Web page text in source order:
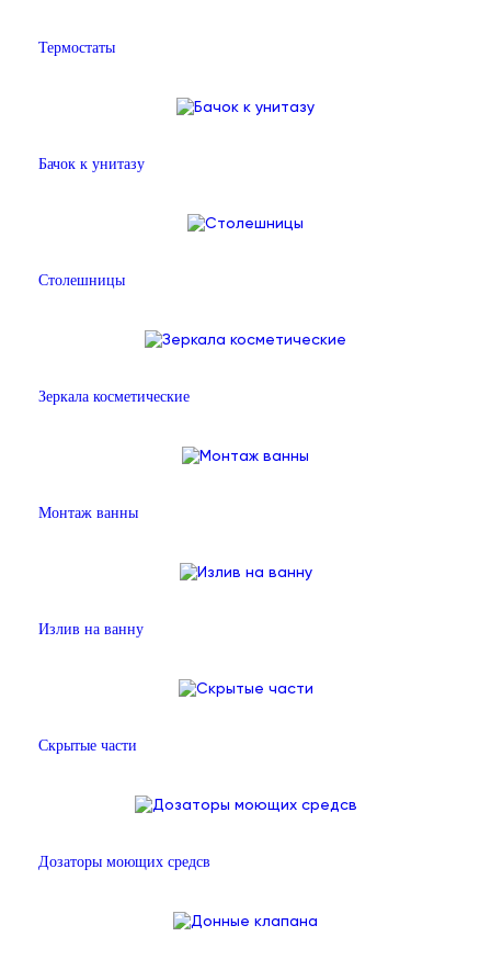
Термостаты
Бачок к унитазу
Столешницы
Зеркала косметические
Монтаж ванны
Излив на ванну
Скрытые части
Дозаторы моющих средсв